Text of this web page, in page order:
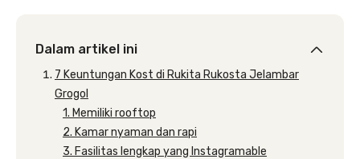
Dalam artikel ini
7 Keuntungan Kost di Rukita Rukosta Jelambar
Grogol
1. Memiliki rooftop
2. Kamar nyaman dan rapi
3. Fasilitas lengkap yang Instagramable